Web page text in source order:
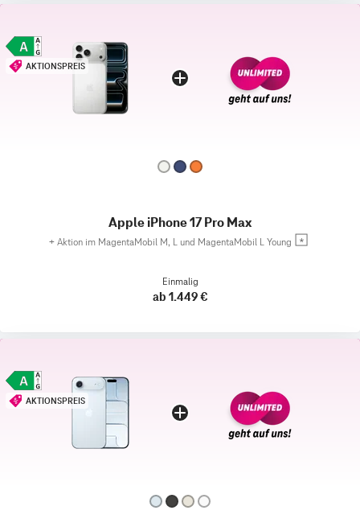
AKTIONSPREIS
Apple iPhone 17 Pro Max
+ Aktion im MagentaMobil M, L und MagentaMobil L Young
Einmalig
ab 1.449 €
AKTIONSPREIS